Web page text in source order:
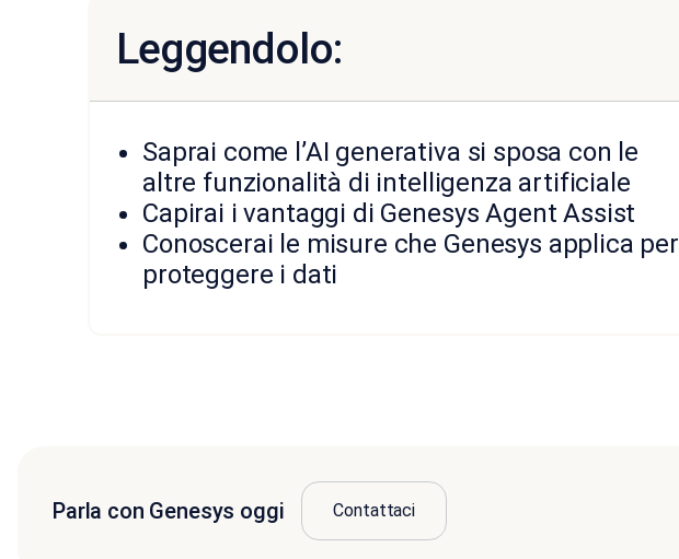
Leggendolo:
Saprai come l’AI generativa si sposa con le
altre funzionalità di intelligenza artificiale
Capirai i vantaggi di Genesys Agent Assist
Conoscerai le misure che Genesys applica per
proteggere i dati
Parla con Genesys oggi Contattaci